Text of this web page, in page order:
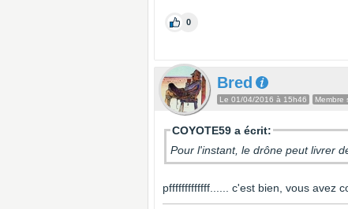
0
Bred
Le 01/04/2016 à 15h46 Membre
COYOTE59 a écrit:
Pour l'instant, le drône peut livrer
pfffffffffffff...... c'est bien, vous avez